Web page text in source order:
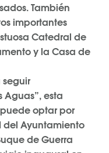
También
importantes
Catedral de
y la Casa de
seguir
Aguas”, esta
optar por
Ayuntamiento
de Guerra